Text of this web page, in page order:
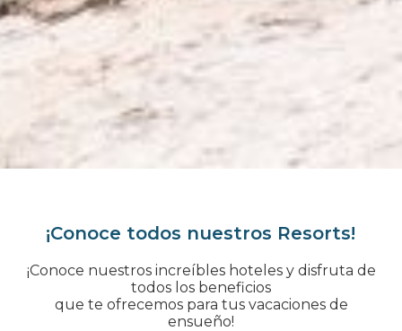
¡Conoce todos nuestros Resorts!
¡Conoce nuestros increíbles hoteles y disfruta de
todos los beneficios
que te ofrecemos para tus vacaciones de
ensueño!